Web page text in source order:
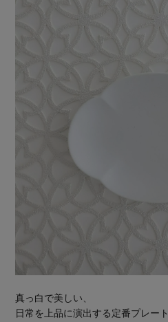
真っ白で美しい、
日常を上品に演出する定番プレート